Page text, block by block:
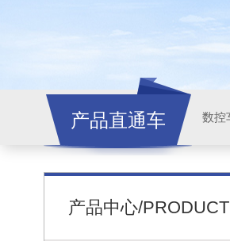
产品直通车
产品中心/PRODUCT